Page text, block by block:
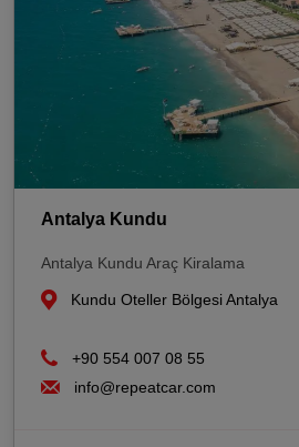
Antalya Kundu
Antalya Kundu Araç Kiralama
Kundu Oteller Bölgesi Antalya
+90 554 007 08 55
info@repeatcar.com